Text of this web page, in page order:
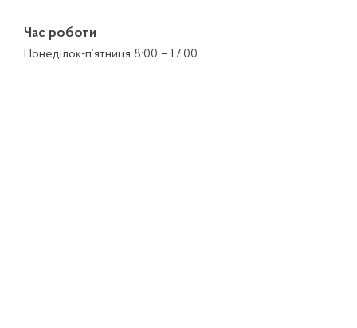
Час роботи
Понеділок-п’ятниця 8:00 – 17:00